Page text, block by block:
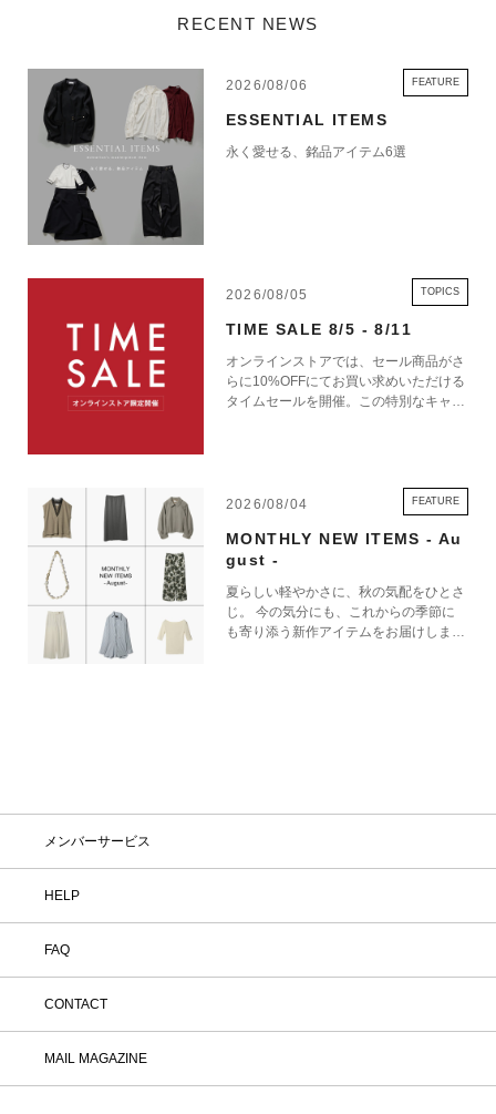
RECENT NEWS
2026/08/06 FEATURE
ESSENTIAL ITEMS
永く愛せる、銘品アイテム6選
2026/08/05 TOPICS
TIME SALE 8/5 - 8/11
オンラインストアでは、セール商品がさ
らに10%OFFにてお買い求めいただける
タイムセールを開催。この特別なキャン
2026/08/04 FEATURE
MONTHLY NEW ITEMS - Au
gust -
夏らしい軽やかさに、秋の気配をひとさ
じ。 今の気分にも、これからの季節に
も寄り添う新作アイテムをお届けしま
メンバーサービス
HELP
FAQ
CONTACT
MAIL MAGAZINE